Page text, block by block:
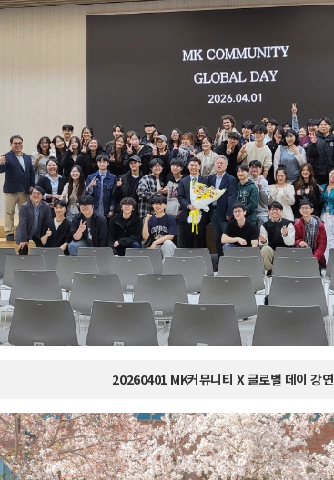
20260401 MK커뮤니티 X 글로벌 데이 강연